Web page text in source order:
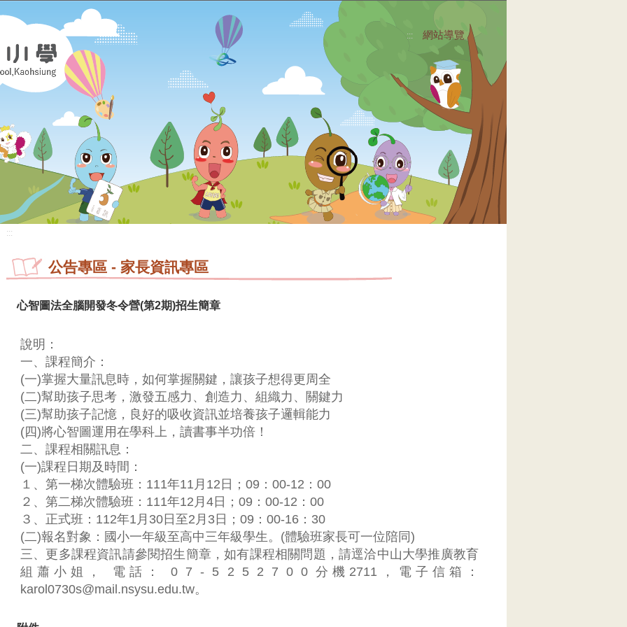
::: 網站導覽
:::
公告專區 - 家長資訊專區
心智圖法全腦開發冬令營(第2期)招生簡章
說明：
一、課程簡介：
(一)掌握大量訊息時，如何掌握關鍵，讓孩子想得更周全
(二)幫助孩子思考，激發五感力、創造力、組織力、關鍵力
(三)幫助孩子記憶，良好的吸收資訊並培養孩子邏輯能力
(四)將心智圖運用在學科上，讀書事半功倍！
二、課程相關訊息：
(一)課程日期及時間：
１、第一梯次體驗班：111年11月12日；09：00-12：00
２、第二梯次體驗班：111年12月4日；09：00-12：00
３、正式班：112年1月30日至2月3日；09：00-16：30
(二)報名對象：國小一年級至高中三年級學生。(體驗班家長可一位陪同)
三、更多課程資訊請參閱招生簡章，如有課程相關問題，請逕洽中山大學推廣教育
組蕭小姐， 電話： 0 7 - 5 2 5 2 7 0 0 分機2711，電子信箱：
karol0730s@mail.nsysu.edu.tw。